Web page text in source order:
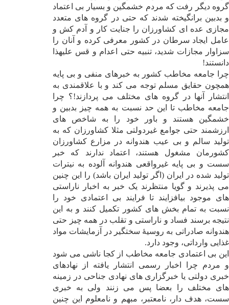
گروه دیگر رفت که مردم خشمگین و بسیار بی اعتماد
و بدبین برانگیخته شدند که حتی در گروه های متعدد
مجازی عده ای کشاورزان را جنایت کار و آدم کش و
عامل ایجاد سرطان در کشور معرفی کرده و آنان را
سزاوار مجازات شدید، تنبیه حتی اعدام و قس علیهذا
دانستند!
چرا جامعه مخاطب کشور به خبرهای منفی و بی پایه
همچون حقایق مسلم توجه ‌می کند و با علاقمندی به
انتشار آنها در گروه های مختلف ‌می پردازند!؟ چرا
جامعه مخاطب تا این حد نسبت به همه چیز بدبین و
خشمگین هستند و باور خود را به شاخص های
ارزشمند حتی جوامع غیردولتی مثلا کشاورزان که به
تولید سالم و بی عیب هندوانه در مزارع کشاورزان
کشورمان مشغول هستند، اعتماد ندارند که خبر
سست و بی پایه غیرواقعی هندوانه آلوده به نیترات
تولید شده در ایران (اگر تولید ایران باشد) را این چنین
‌می پذیرند و گویا منتظرند یک خبر به اخبار ناراستی
های موجود بیافزایند تا فرایند بی اعتمادی خود را
نسبت به تمام بخش های کشور تکمیل کنند و به این
نتیجه برسند فساد و ناراستی و تقلب در همه چیز حتی
هندوانه صادراتی به روسیۀ سختگیر در آزمایشات مواد
غذایی وارداتی، وجود دارد.
این بی اعتمادی جامعه مخاطب از کجا ناشی ‌می شود
و مردم چرا اخبار رسمی انتشار یافته از نهادهای
خبری دولتی یا خبرگزاری های نهادی جناحی در زمینه
های مختلف را بعضا پس ‌می زنند ولی به خبری
سست، هدف دار، نامعتبر، مبهم و نامعلوم این چنین